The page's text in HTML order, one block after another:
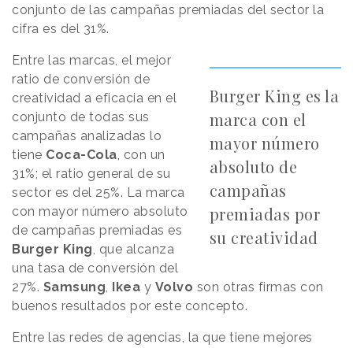
conjunto de las campañas premiadas del sector la
cifra es del 31%.
Burger King es la
marca con el
mayor número
absoluto de
campañas
premiadas por
su creatividad
Entre las marcas, el mejor
ratio de conversión de
creatividad a eficacia en el
conjunto de todas sus
campañas analizadas lo
tiene Coca-Cola, con un
31%; el ratio general de su
sector es del 25%. La marca
con mayor número absoluto
de campañas premiadas es
Burger King, que alcanza
una tasa de conversión del
27%. Samsung, Ikea y Volvo son otras firmas con
buenos resultados por este concepto.
Entre las redes de agencias, la que tiene mejores